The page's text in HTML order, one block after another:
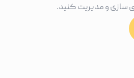
سازی و مدیریت کنید.